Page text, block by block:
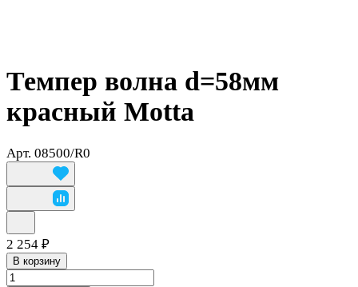
Темпер волна d=58мм
красный Motta
Арт. 08500/R0
2 254 ₽
В корзину